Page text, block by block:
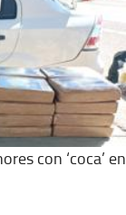
con ‘coca’ en